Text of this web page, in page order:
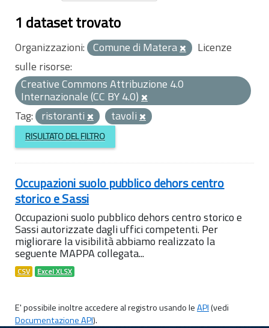
1 dataset trovato
Organizzazioni: Comune di Matera
Licenze
sulle risorse:
Creative Commons Attribuzione 4.0
Internazionale (CC BY 4.0)
Tag: ristoranti tavoli
RISULTATO DEL FILTRO
Occupazioni suolo pubblico dehors centro
storico e Sassi
Occupazioni suolo pubblico dehors centro storico e
Sassi autorizzate dagli uffici competenti. Per
migliorare la visibilità abbiamo realizzato la
seguente MAPPA collegata...
CSV Excel XLSX
E' possibile inoltre accedere al registro usando leAPI(vedi
Documentazione API).